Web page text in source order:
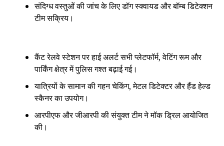
संदिग्ध वस्तुओं की जांच के लिए डॉग स्क्वायड और बॉम्ब डिटेक्शन
टीम सक्रिय।
कैंट रेलवे स्टेशन पर हाई अलर्ट सभी प्लेटफॉर्म, वेटिंग रूम और
पार्किंग क्षेत्र में पुलिस गश्त बढ़ाई गई।
यात्रियों के सामान की गहन चेकिंग, मेटल डिटेक्टर और हैंड हेल्ड
स्कैनर का उपयोग।
आरपीएफ और जीआरपी की संयुक्त टीम ने मॉक ड्रिल आयोजित
की।